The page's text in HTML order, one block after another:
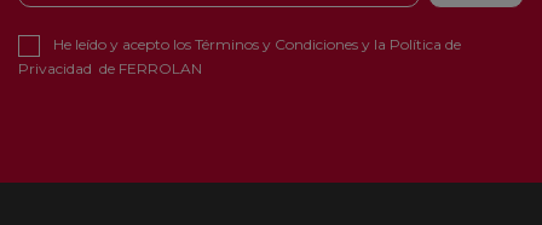
He leído y acepto los Términos y Condiciones y la Política de
Privacidad de FERROLAN